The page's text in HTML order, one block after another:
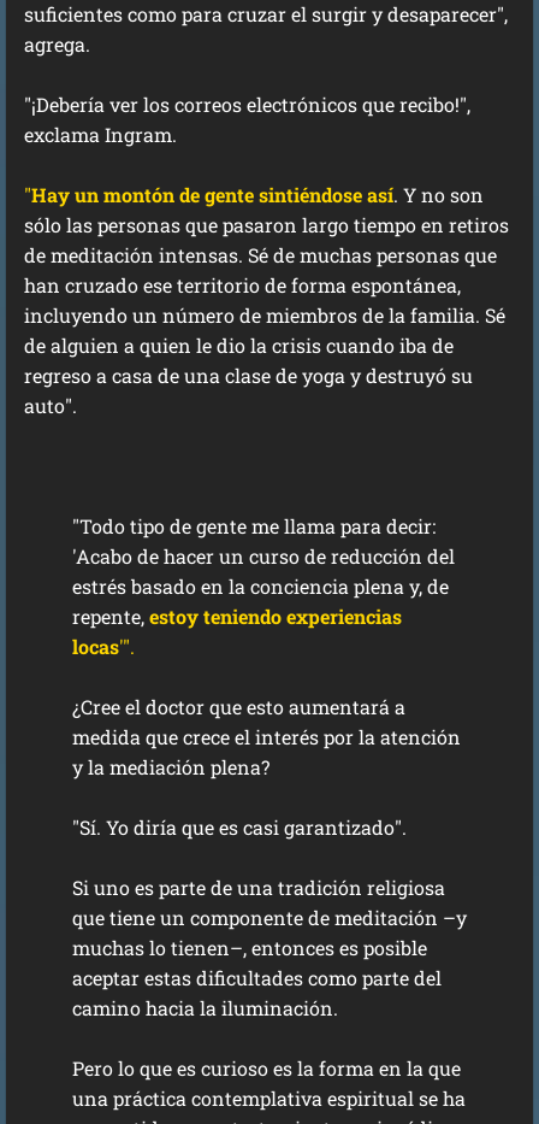
suficientes como para cruzar el surgir y desaparecer",
agrega.
"¡Debería ver los correos electrónicos que recibo!",
exclama Ingram.
"Hay un montón de gente sintiéndose así. Y no son
sólo las personas que pasaron largo tiempo en retiros
de meditación intensas. Sé de muchas personas que
han cruzado ese territorio de forma espontánea,
incluyendo un número de miembros de la familia. Sé
de alguien a quien le dio la crisis cuando iba de
regreso a casa de una clase de yoga y destruyó su
auto".
"Todo tipo de gente me llama para decir:
'Acabo de hacer un curso de reducción del
estrés basado en la conciencia plena y, de
repente,estoy teniendo experiencias
locas'".
¿Cree el doctor que esto aumentará a
medida que crece el interés por la atención
y la mediación plena?
"Sí. Yo diría que es casi garantizado".
Si uno es parte de una tradición religiosa
que tiene un componente de meditación –y
muchas lo tienen–, entonces es posible
aceptar estas dificultades como parte del
camino hacia la iluminación.
Pero lo que es curioso es la forma en la que
una práctica contemplativa espiritual se ha